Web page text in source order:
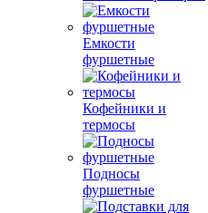
Емкости
фуршетные
Кофейники и
термосы
Подносы
фуршетные